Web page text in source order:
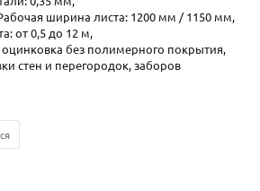
ширина листа: 1200 мм / 1150 мм,
от 0,5 до 12 м,
без полимерного покрытия,
стен и перегородок, заборов